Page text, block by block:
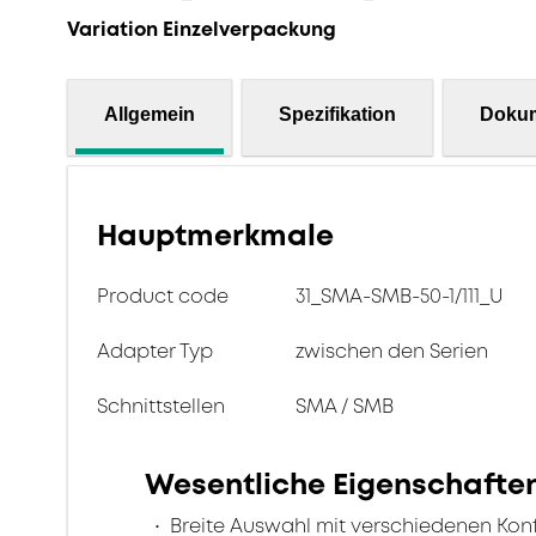
Variation Einzelverpackung
Allgemein Spezifikation
Hauptmerkmale
Product code 31_SMA-SMB-50-1/111_U
Adapter Typ zwischen den Serien
Schnittstellen SMA / SMB
Wesentliche
Breite Auswahl mit verschiedenen